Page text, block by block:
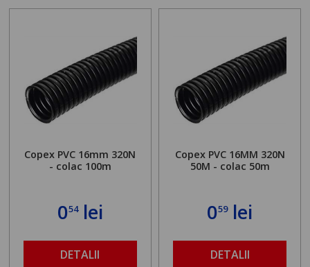
Copex PVC 16mm 320N
- colac 100m
054lei
DETALII
Copex PVC 16MM 320N
50M - colac 50m
059lei
DETALII